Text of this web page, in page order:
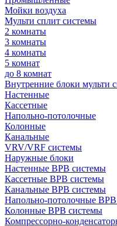
Мойки воздуха
Мульти сплит системы
2 комнаты
3 комнаты
4 комнаты
5 комнат
до 8 комнат
Внутренние блоки мульти
Настенные
Кассетные
Напольно-потолочные
Колонные
Канальные
VRV/VRF системы
Наружные блоки
Настенные ВРВ системы
Кассетные ВРВ системы
Канальные ВРВ системы
Напольно-потолочные
Колонные ВРВ системы
Компрессорно-